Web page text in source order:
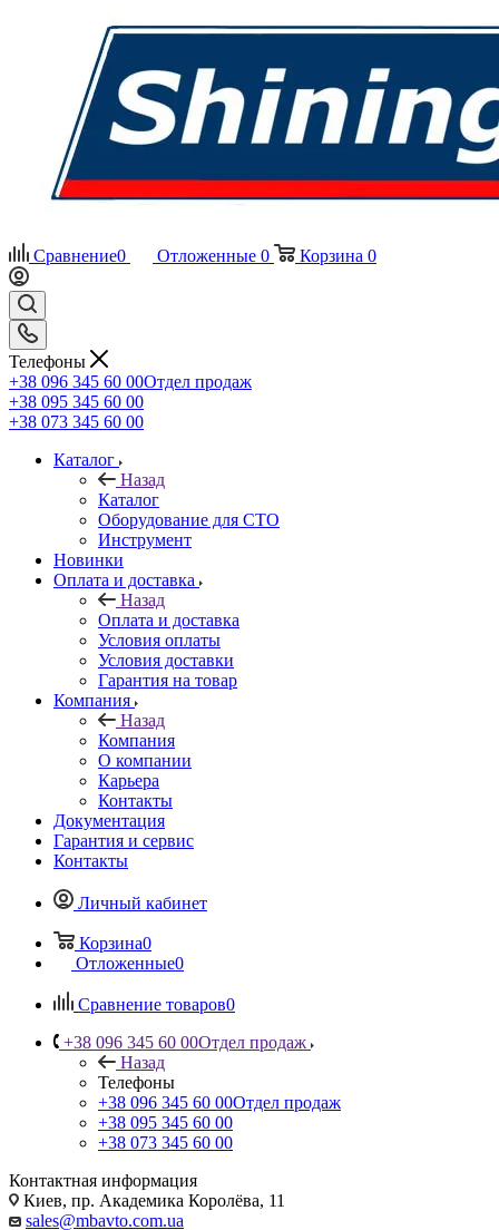
Сравнение0 Отложенные 0 Корзина 0
Телефоны
+38 096 345 60 00Отдел продаж
+38 095 345 60 00
+38 073 345 60 00
Каталог
Назад
Каталог
Оборудование для СТО
Инструмент
Новинки
Оплата и доставка
Назад
Оплата и доставка
Условия оплаты
Условия доставки
Гарантия на товар
Компания
Назад
Компания
О компании
Карьера
Контакты
Документация
Гарантия и сервис
Контакты
Личный кабинет
Корзина0
Отложенные0
Сравнение товаров0
+38 096 345 60 00Отдел продаж
Назад
Телефоны
+38 096 345 60 00Отдел продаж
+38 095 345 60 00
+38 073 345 60 00
Контактная информация
Киев, пр. Академика Королёва, 11
sales@mbavto.com.ua